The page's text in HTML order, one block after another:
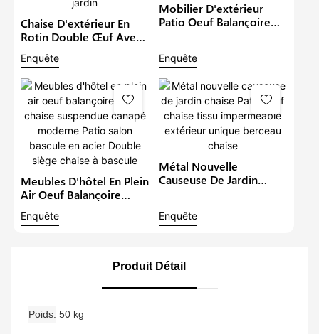
Chaise D'extérieur En
Rotin Double Œuf Avec
Support, Coussin De
Hamac Pliable, Causeuse
Suspendue En Osier,
Chaises Balançoire De
Jardin
Enquête
Mobilier D'extérieur
Patio Oeuf Balançoire
Moderne Salon À
Bascule En Acier Chaise
À Bascule1
Enquête
Meubles D'hôtel En Plein
Air Oeuf Balançoire
Canapé Moderne Patio
Enquête
Métal Nouvelle
Causeuse De Jardin
Extérieur Unique
Enquête
Produit Détail
Poids 50 kg